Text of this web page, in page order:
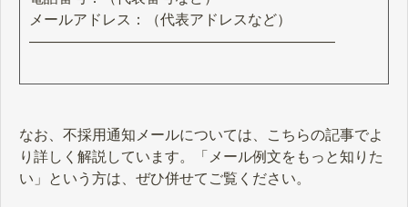
メールアドレス：（代表アドレスなど）
―――――――――――――――――――――
なお、不採用通知メールについては、こちらの記事でよ
り詳しく解説しています。「メール例文をもっと知りた
い」という方は、ぜひ併せてご覧ください。